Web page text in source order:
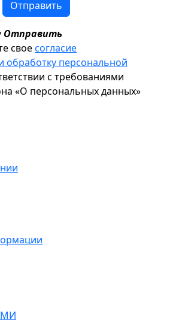
Отправить
Отправить
своесогласие
обработку персональной
с требованиями
«О персональных данных»